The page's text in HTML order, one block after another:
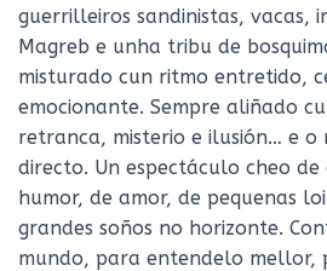
guerrilleiros sandinistas, vacas,
Magreb e unha tribu de
misturado cun ritmo entretido,
emocionante. Sempre aliñado
retranca, misterio e ilusión… e o
directo. Un espectáculo cheo de
humor, de amor, de pequenas
grandes soños no horizonte.
mundo, para entendelo